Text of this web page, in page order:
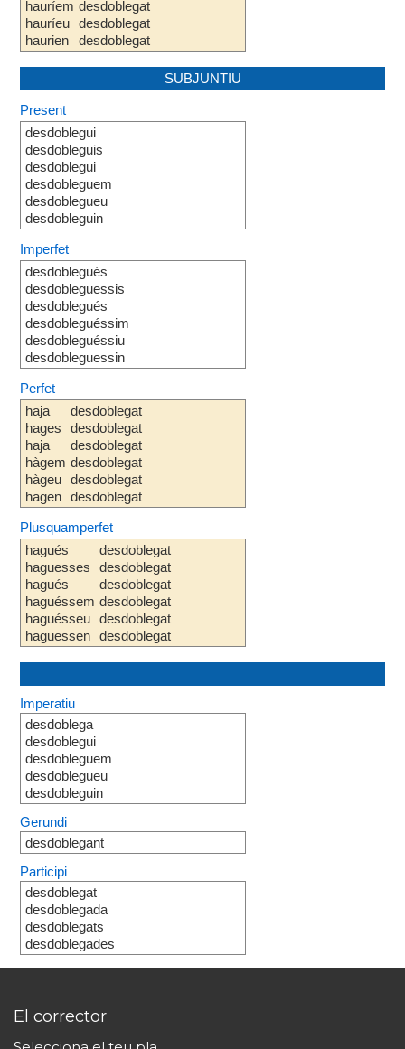
hauríem
hauríeu
haurien
desdoblegat
desdoblegat
desdoblegat
SUBJUNTIU
Present
desdoblegui
desdobleguis
desdoblegui
desdobleguem
desdoblegueu
desdobleguin
Imperfet
desdoblegués
desdobleguessis
desdoblegués
desdobleguéssim
desdobleguéssiu
desdobleguessin
Perfet
haja
hages
haja
hàgem
hàgeu
hagen
desdoblegat
desdoblegat
desdoblegat
desdoblegat
desdoblegat
desdoblegat
Plusquamperfet
hagués
haguesses
hagués
haguéssem
haguésseu
haguessen
desdoblegat
desdoblegat
desdoblegat
desdoblegat
desdoblegat
desdoblegat
Imperatiu
desdoblega
desdoblegui
desdobleguem
desdoblegueu
desdobleguin
Gerundi
desdoblegant
Participi
desdoblegat
desdoblegada
desdoblegats
desdoblegades
El corrector